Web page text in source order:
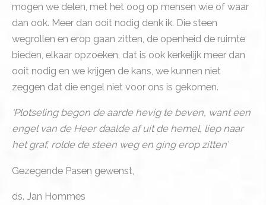
mogen we delen, met het oog op mensen wie of waar
dan ook. Meer dan ooit nodig denk ik. Die steen
wegrollen en erop gaan zitten, de openheid de ruimte
bieden, elkaar opzoeken, dat is ook kerkelijk meer dan
ooit nodig en we krijgen de kans, we kunnen niet
zeggen dat die engel niet voor ons is gekomen.
‘Plotseling begon de aarde hevig te beven, want een
engel van de Heer daalde af uit de hemel, liep naar
het graf, rolde de steen weg en ging erop zitten’
Gezegende Pasen gewenst,
ds. Jan Hommes